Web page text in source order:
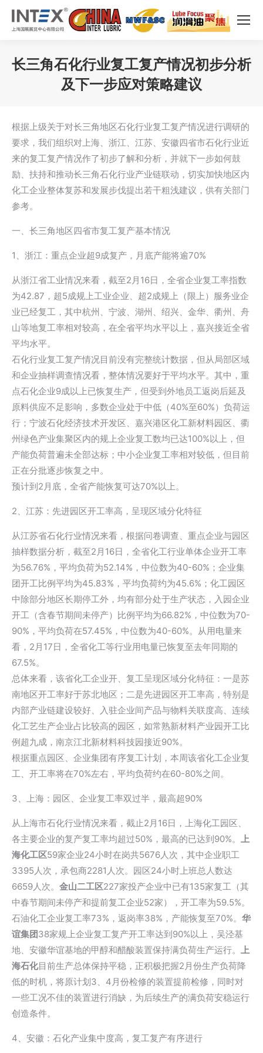
长三角石化行业复工复产情况初步分析
及下一步应对策略建议
根据上级关于对长三角地区石化行业复工复产情况进行调研的
要求，我们组织对上海、浙江、江苏、安徽四省市石化行业近
来的复工复产情况作了初步了解和分析，并就下一步如何鼓
励、扶持和推动长三角石化行业产业链联动，切实加快地区内
化工企业整体复苏和发展步伐提出若干粗浅建议，供有关部门
参考。
一、长三角地区四省市复工复产基本情况
1、浙江：重点企业超9成复产，月底产能将逾70%
从浙江省工业情况来看，截至2月16日，全省企业复工率指数
为42.87，超5成规上工业企业、超2成规上（限上）服务业企
业已经复工，其中杭州、宁波、湖州、绍兴、金华、衢州、舟
山等地复工率相对较高，在全省平均水平以上，嘉兴接近全省
平均水平。
石化行业复工复产情况目前没有完整统计数据，但从局部区域
和企业抽样调查情况看，整体情况要好于平均水平。其中，重
点石化企业9成以上已恢复生产，但受到外地员工返岗后延及
原料供应不足影响，多数企业处于中低（40%至60%）负荷运
行；宁波石化经济技术开发区、嘉兴港区化工新材料园区、衢
州绿色产业集聚区内的规上企业复工数均已达100%以上，但
产能负荷普遍未全部达标；中小企业复工率相对较低，但目前
正在分批逐步恢复之中。
预计到2月底，全省产能恢复可达70%以上。
2、江苏：先进园区开工率高，呈现区域分化特征
从江苏省石化行业情况来看，根据问卷调查、重点企业与园区
抽样数据分析，截至2月16日，全省化工行业单体企业开工率
为56.76%，平均负荷为52.14%，中位数为40-60%；企业集
团开工比例平均为45.83%，平均负荷约为45.6%；化工园区
中除部分地区长期停工外，均有部分处于生产状态，入园企业
开工（含春节期间未停产）比例平均为66.82%，中位数为70-
90%，平均负荷在57.45%，中位数为40-60%。从用电量来
看，2月17日，全省化工等行业用电量已恢复至去年同期的
67.5%。
总体来看，该省化工企业开、复工呈现区域分化特征：一是苏
南地区开工率好于苏北地区；二是先进园区开工率高，特别是
内部产业链建设较好、入驻企业间产品与物料关联度高、连续
化工艺生产企业占比较高的园区，如常熟新材料产业园开工比
例超九成，南京江北新材料科技园接近90%。
根据重点园区、企业集团有序复工计划，本周该省化工企业复
工、开工率将在70%左右，平均负荷约在60-80%之间。
3、上海：园区、企业复工率双过半，最高超90%
从上海市石化行业情况来看，截止2月16日，上海化工园区、
各主要企业的复产复工率均超过50%，最高的已达到90%。 上
海化工区59家企业24小时在岗共5676人次，其中企业职工
3395人次，承包商2281人次。园区24小时上班总人数达
6659人次。 金山二工区227家投产企业中已有135家复工（其
中春节期间未停产和提前复工企业52家），开工率为59.5%。
石油化工企业复工率73%，返岗率38%，产能恢复至70%。 华
谊集团38家规上企业复工复产开工率达到90%以上，吴泾基
地、安徽华谊基地的甲醇和醋酸装置保持满负荷生产运行。 上
海石化目前生产总体保持平稳，正积极把握2月份生产负荷降
低的时机，将原计划3、4月份检修的装置提前检修，同时对
一些工况不佳的装置进行消缺，为后续生产的满负荷安稳运行
创造条件。
4、安徽：石化产业集中度高，复工复产有序进行